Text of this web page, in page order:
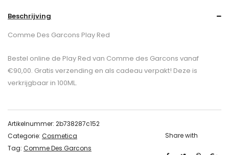
Beschrijving
Comme Des Garcons Play Red
Bestel online de Play Red van Comme des Garcons vanaf
€90,00. Gratis verzending en als cadeau verpakt! Deze is
verkrijgbaar in 100ML.
Artikelnummer: 2b738287c152
Categorie: Cosmetica
Tag: Comme Des Garcons
Share with